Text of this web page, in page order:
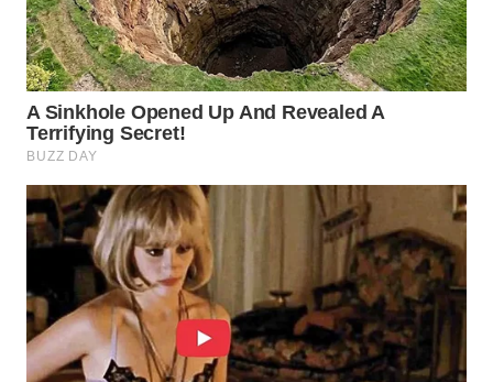
PRIANGAN
TIMUR
WN
SEMARANG
SOLO
WN
BOROBUDUR
WN
MADURA